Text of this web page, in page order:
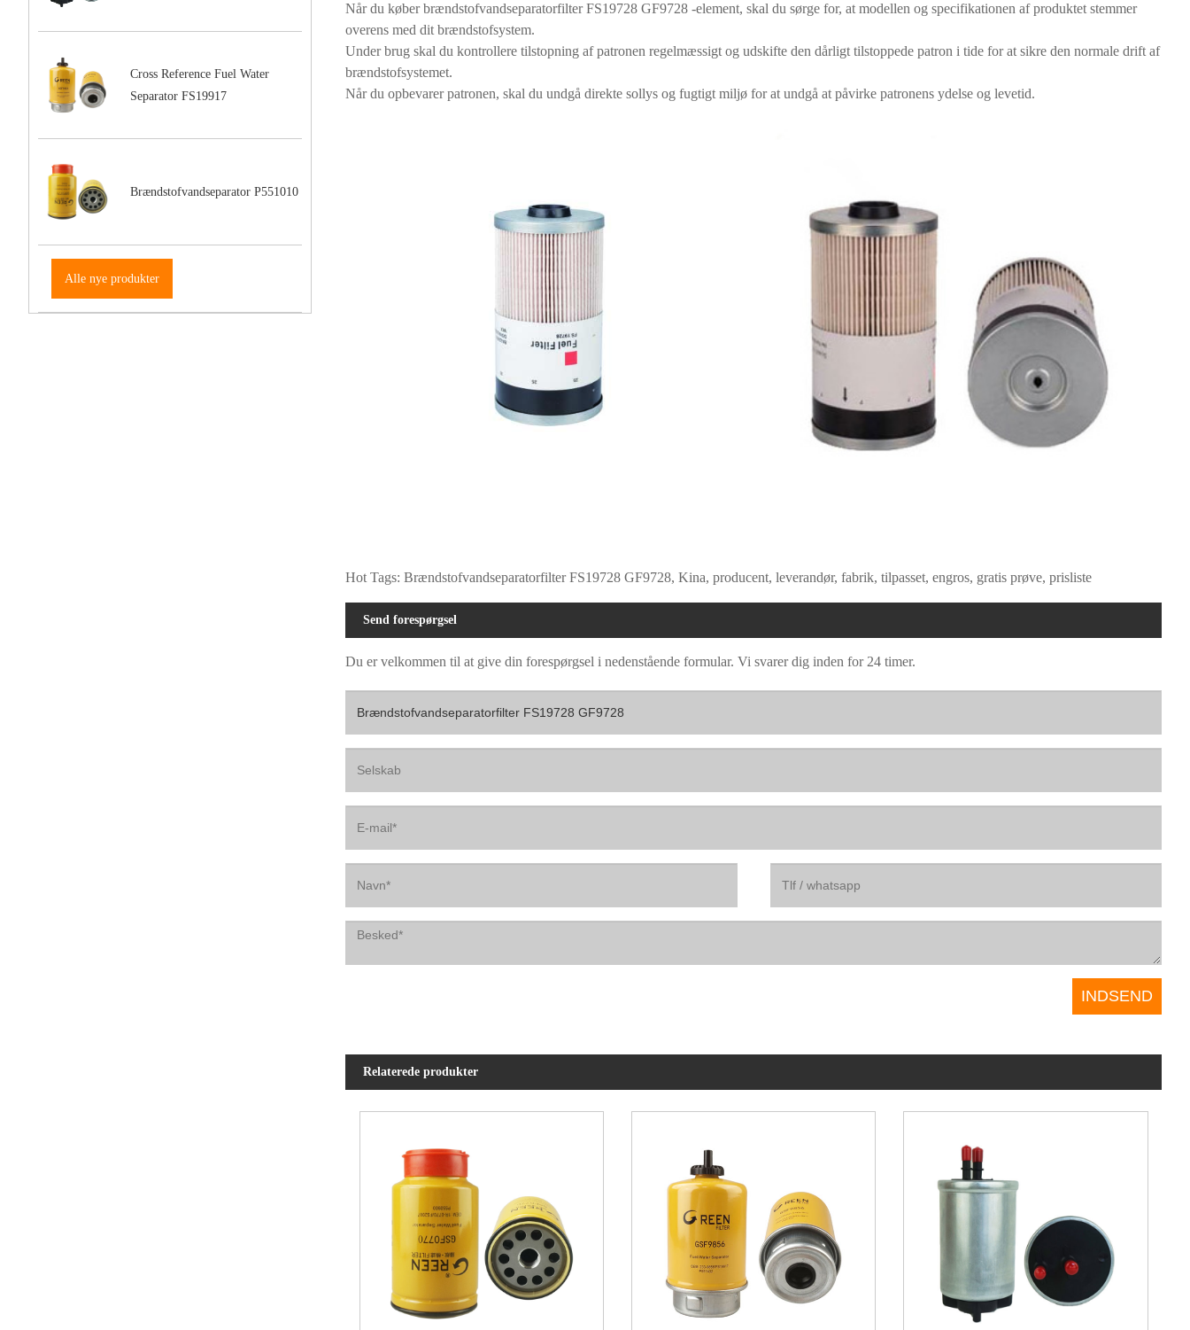
Cross Reference Fuel Water
Separator FS19917
Brændstofvandseparator P551010
Alle nye produkter
Når du køber brændstofvandseparatorfilter FS19728 GF9728 -element, skal du sørge for, at modellen og specifikationen af ​​produktet stemmer
overens med dit brændstofsystem.
Under brug skal du kontrollere tilstopning af patronen regelmæssigt og udskifte den dårligt tilstoppede patron i tide for at sikre den normale drift af
brændstofsystemet.
Når du opbevarer patronen, skal du undgå direkte sollys og fugtigt miljø for at undgå at påvirke patronens ydelse og levetid.
Hot Tags: Brændstofvandseparatorfilter FS19728 GF9728, Kina, producent, leverandør, fabrik, tilpasset, engros, gratis prøve, prisliste
Send forespørgsel
Du er velkommen til at give din forespørgsel i nedenstående formular. Vi svarer dig inden for 24 timer.
Relaterede produkter